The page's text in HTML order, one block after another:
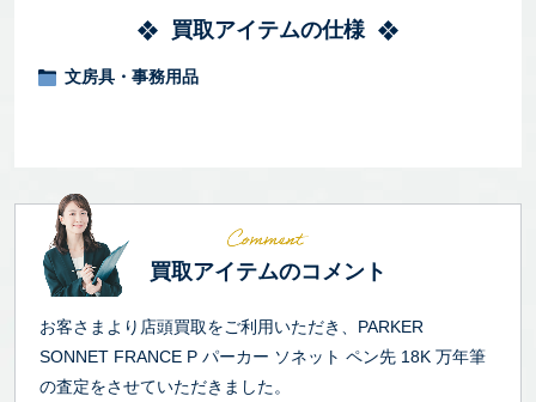
買取アイテムの仕様
文房具・事務用品
買取アイテムのコメント
お客さまより店頭買取をご利用いただき、PARKER
SONNET FRANCE P パーカー ソネット ペン先 18K 万年筆
の査定をさせていただきました。